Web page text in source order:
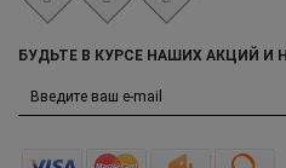
БУДЬТЕ В КУРСЕ НАШИХ АКЦИЙ И